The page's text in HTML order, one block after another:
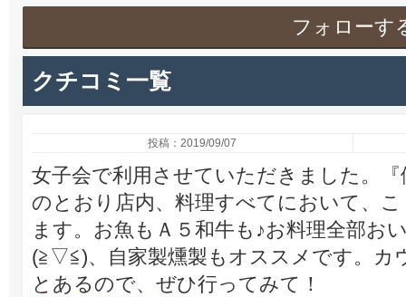
フォローす
クチコミ一覧
投稿：2019/09/07
女子会で利用させていただきました。
のとおり店内、料理すべてにおいて、
ます。お魚もＡ５和牛も♪お料理全部お
(≧▽≦)、自家製燻製もオススメです。カ
とあるので、ぜひ行ってみて！